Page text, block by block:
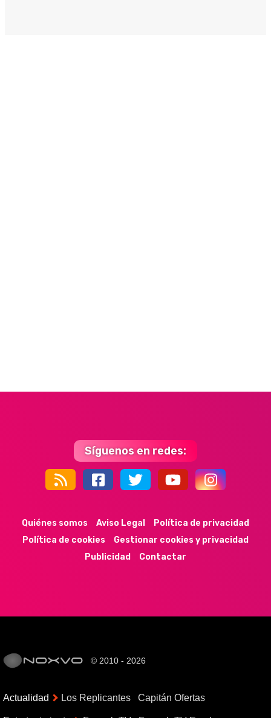
Síguenos en redes:
Quiénes somos Aviso Legal
Política de privacidad
Política de cookies
Gestionar cookies y privacidad
Publicidad
Contactar
© 2010 - 2026
Actualidad Los Replicantes Capitán Ofertas